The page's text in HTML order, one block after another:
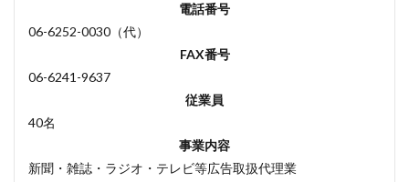
電話番号
06-6252-0030（代）
FAX番号
06-6241-9637
従業員
40名
事業内容
新聞・雑誌・ラジオ・テレビ等広告取扱代理業